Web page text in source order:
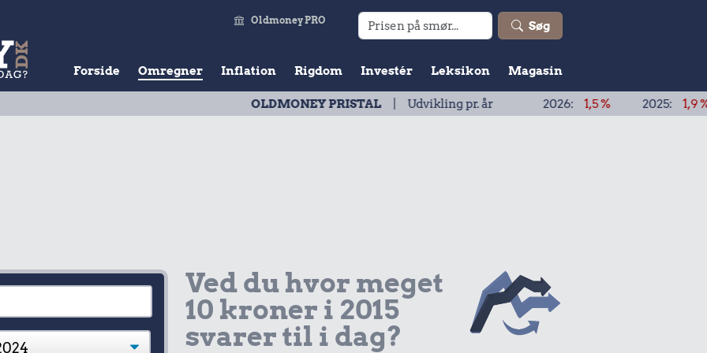
Søg
Oldmoney PRO
Forside Omregner Inflation Rigdom Investér Leksikon Magasin
OLDMONEY PRISTAL| Udvikling pr. år2026: 1,5 % 2025: 1,9 %
Ved du hvor meget
10 kroner i 2015
svarer til i dag?